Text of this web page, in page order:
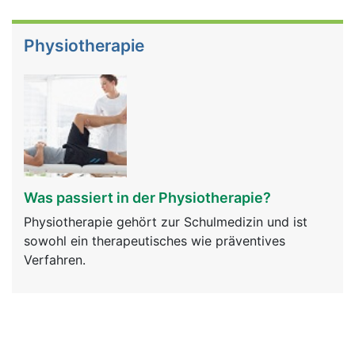
Physiotherapie
Was passiert in der Physiotherapie?
Physiotherapie gehört zur Schulmedizin und ist
sowohl ein therapeutisches wie präventives
Verfahren.